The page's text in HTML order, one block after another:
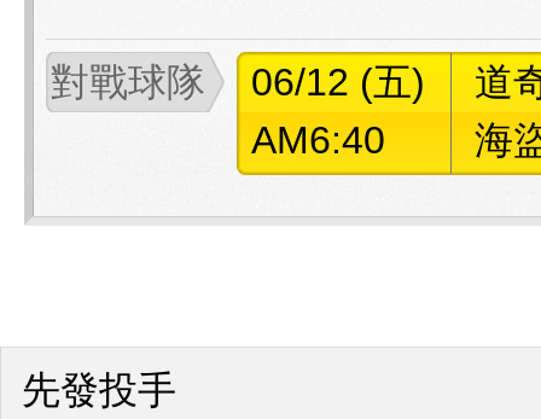
對戰球隊
06/12 (五)
AM6:40
道
海
先發投手